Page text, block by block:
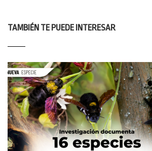
TAMBIÉN TE PUEDE INTERESAR